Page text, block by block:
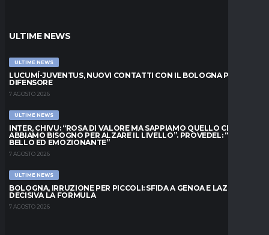
ULTIME NEWS
ULTIME NEWS
LUCUMÍ-JUVENTUS, NUOVI CONTATTI CON IL BOLOGNA PER IL
DIFENSORE
7 AGOSTO 2026
ULTIME NEWS
INTER, CHIVU: “ROSA DI VALORE MA SAPPIAMO QUELLO CHE
ABBIAMO BISOGNO PER ALZARE IL LIVELLO”. PROVEDEL: “MESE
BELLO ED EMOZIONANTE”
7 AGOSTO 2026
ULTIME NEWS
BOLOGNA, IRRUZIONE PER PICCOLI: SFIDA A GENOA E LAZIO,
DECISIVA LA FORMULA
7 AGOSTO 2026